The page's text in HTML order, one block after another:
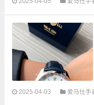
2025-04-03 爱马仕手